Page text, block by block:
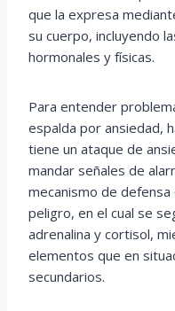
que la expresa
su cuerpo, incluyendo
hormonales y físicas.
Para entender
espalda por ansiedad,
tiene un ataque de
mandar señales de
mecanismo de
peligro, en el cual se
adrenalina y cortisol,
elementos que en
secundarios.